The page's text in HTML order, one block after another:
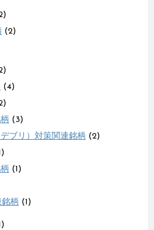
(2)
(4)
(3)
ブリ）対策関連銘柄 (2)
(1)
柄 (1)